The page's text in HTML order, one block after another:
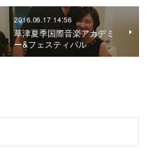
2016.06.17 14:56
草津夏季国際音楽アカデミ
ー&フェスティバル